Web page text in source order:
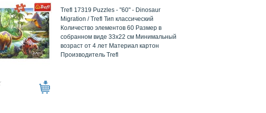
Trefl 17319 Puzzles - "60" - Dinosaur
Migration / Trefl Тип классический
Количество элементов 60 Размер в
собранном виде 33x22 см Минимальный
возраст от 4 лет Материал картон
Производитель Trefl